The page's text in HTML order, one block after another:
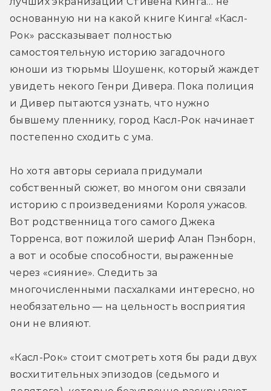
основанную ни на какой книге Кинга! «Касл-
Рок» рассказывает полностью
самостоятельную историю загадочного
юноши из тюрьмы Шоушенк, который жаждет
увидеть некого Генри Дивера. Пока полиция
и Дивер пытаются узнать, что нужно
бывшему пленнику, город Касл-Рок начинает
постепенно сходить с ума.
Но хотя авторы сериала придумали
собственный сюжет, во многом они связали
историю с произведениями Короля ужасов.
Вот родственница того самого Джека
Торренса, вот пожилой шериф Алан Пэнборн,
а вот и особые способности, выраженные
через «сияние». Следить за
многочисленными пасхалками интересно, но
необязательно — на цельность восприятия
они не влияют.
«Касл-Рок» стоит смотреть хотя бы ради двух
восхитительных эпизодов (седьмого и